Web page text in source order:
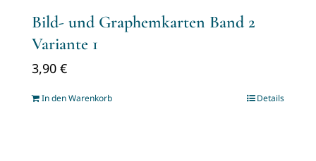
Bild- und Graphemkarten Band 2
Variante 1
3,90 €
In den Warenkorb Details